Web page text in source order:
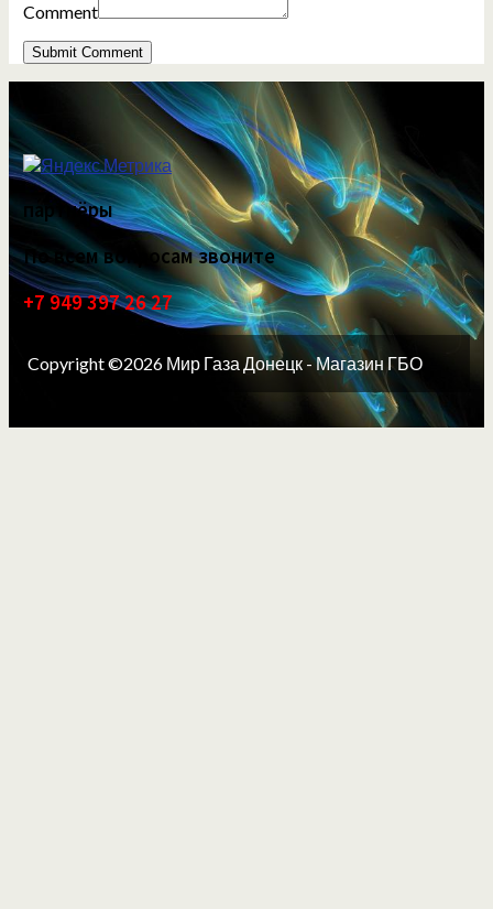
Comment
партнёры
По всем вопросам звоните
+7 949 397 26 27
Copyright ©2026 Мир Газа Донецк - Магазин ГБО